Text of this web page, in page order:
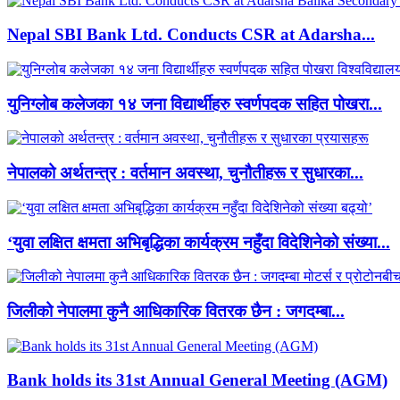
Nepal SBI Bank Ltd. Conducts CSR at Adarsha...
युनिग्लोब कलेजका १४ जना विद्यार्थीहरु स्वर्णपदक सहित पोखरा...
नेपालको अर्थतन्त्र : वर्तमान अवस्था, चुनौतीहरू र सुधारका...
‘युवा लक्षित क्षमता अभिबृद्धिका कार्यक्रम नहुँदा विदेशिनेको संख्या...
जिलीको नेपालमा कुनै आधिकारिक वितरक छैन : जगदम्बा...
Bank holds its 31st Annual General Meeting (AGM)